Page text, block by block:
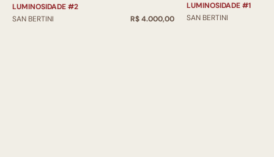
LUMINOSIDADE #2
SAN BERTINI
R$ 4.000,00
LUMINOSIDADE #1
SAN BERTINI